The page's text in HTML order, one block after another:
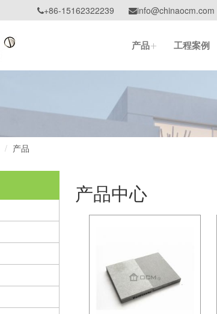
+86-15162322239 info@chinaocm.com
产品+ 工程案例
产品
产品中心